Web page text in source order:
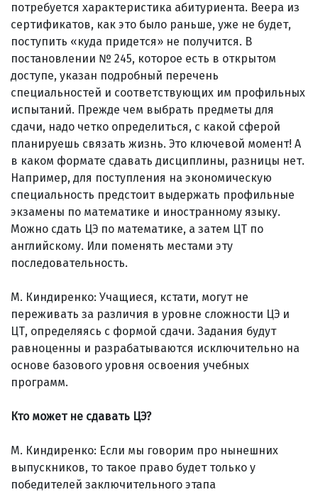
потребуется характеристика абитуриента. Веера из
сертификатов, как это было раньше, уже не будет,
поступить «куда придется» не получится. В
постановлении № 245, которое есть в открытом
доступе, указан подробный перечень
специальностей и соответствующих им профильных
испытаний. Прежде чем выбрать предметы для
сдачи, надо четко определиться, с какой сферой
планируешь связать жизнь. Это ключевой момент! А
в каком формате сдавать дисциплины, разницы нет.
Например, для поступления на экономическую
специальность предстоит выдержать профильные
экзамены по математике и иностранному языку.
Можно сдать ЦЭ по математике, а затем ЦТ по
английскому. Или поменять местами эту
последовательность.
М. Киндиренко: Учащиеся, кстати, могут не
переживать за различия в уровне сложности ЦЭ и
ЦТ, определяясь с формой сдачи. Задания будут
равноценны и разрабатываются исключительно на
основе базового уровня освоения учебных
программ.
Кто может не сдавать ЦЭ?
М. Киндиренко: Если мы говорим про нынешних
выпускников, то такое право будет только у
победителей заключительного этапа